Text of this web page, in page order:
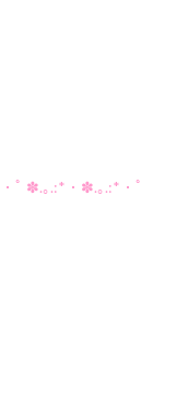
ﾟ ✽.｡.:*・✽.｡.:*・ﾟ